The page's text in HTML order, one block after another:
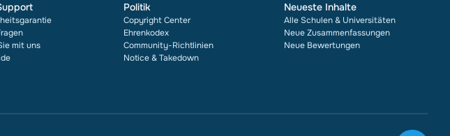
mit uns
Politik
Copyright Center
Ehrenkodex
Community-Richtlinien
Notice & Takedown
Neueste Inhalte
Alle Schulen & Universitäten
Neue Zusammenfassungen
Neue Bewertungen